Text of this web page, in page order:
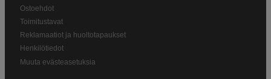
Ostoehdot
Toimitustavat
Reklamaatiot ja huoltotapaukset
Henkilötiedot
Muuta evästeasetuksia